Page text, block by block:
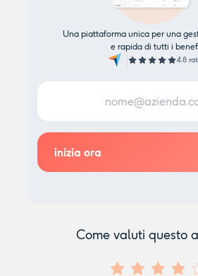
Una piattaforma unica per una
e rapida di tutti i
4.8
Come valuti questo